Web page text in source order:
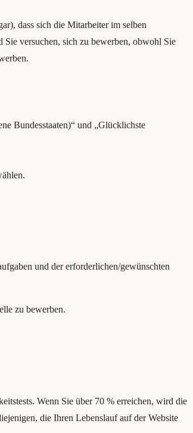
dass sich die Mitarbeiter im selben
versuchen, sich zu bewerben, obwohl Sie
Bundesstaaten)“ und „Glücklichste
und der erforderlichen/gewünschten
zu bewerben.
Wenn Sie über 70 % erreichen, wird die
die Ihren Lebenslauf auf der Website